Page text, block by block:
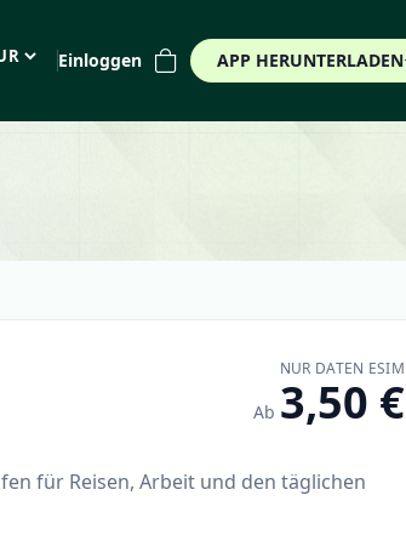
(€) Einloggen APP HERUNTERLADEN
NUR DATEN ESIM
Ab 3,50 €
für Reisen, Arbeit und den täglichen